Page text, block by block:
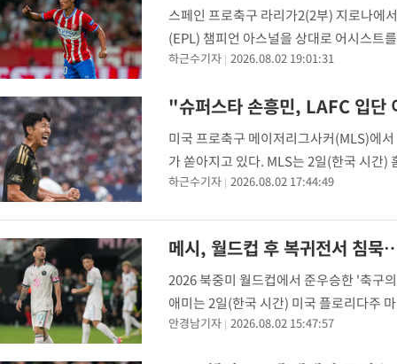
스페인 프로축구 라리가2(2부) 지로나에
(EPL) 챔피언 아스널을 상대로 어시스트
서 열린 아스널과의 프리시즌 친선 경기
하근수기자 2026.08.02 19:01:31
"슈퍼스타 손흥민, LAFC 입
미국 프로축구 메이저리그사커(MLS)에
가 쏟아지고 있다. MLS는 2일(한국 시간
어갔다. 한국의 아이콘은 멋진 턴 이후 선
하근수기자 2026.08.02 17:44:49
메시, 월드컵 후 복귀전서 침
2026 북중미 월드컵에서 준우승한 '축구
애미는 2일(한국 시간) 미국 플로리다주
동부 콘퍼런스 18라운드 홈 경기에서 콜
안경남기자 2026.08.02 15:47:57